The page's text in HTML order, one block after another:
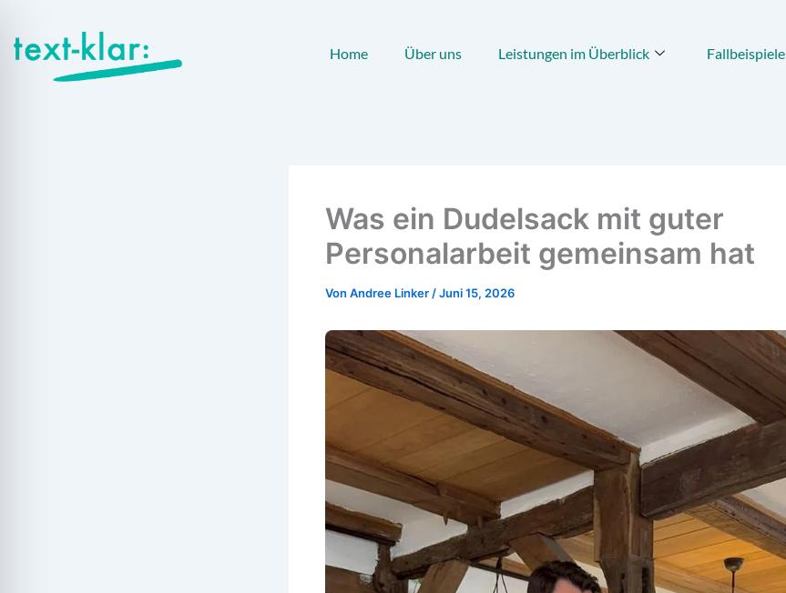
Inhalt
springen
Home Über uns Leistungen im Überblick Fallbeispiele
Was ein Dudelsack mit guter
Personalarbeit gemeinsam hat
Von Andree Linker /Juni 15, 2026